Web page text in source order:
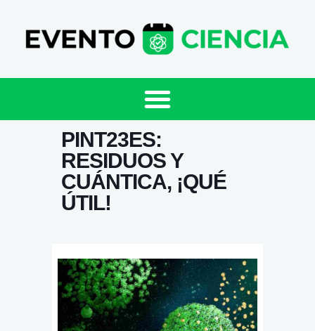
PINT23ES:
RESIDUOS Y
CUÁNTICA, ¡QUÉ
ÚTIL!